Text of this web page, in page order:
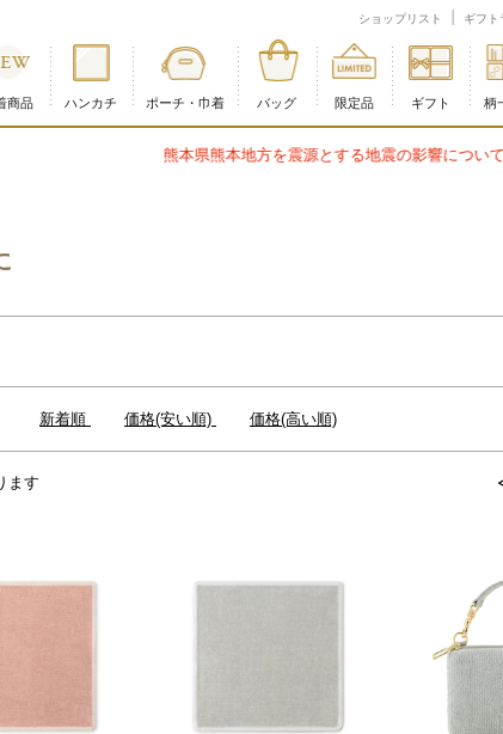
ショップリスト ギフト
商品 ハンカチ ポーチ・巾着 バッグ 限定品 ギフト 柄
熊本県熊本地方を震源とする地震の影響について
新着順 価格(安い順) 価格(高い順)
ます